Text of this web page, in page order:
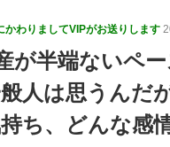
かわりましてVIPがお送りします
が半端ないペー
人は思うんだ
ち、どんな感